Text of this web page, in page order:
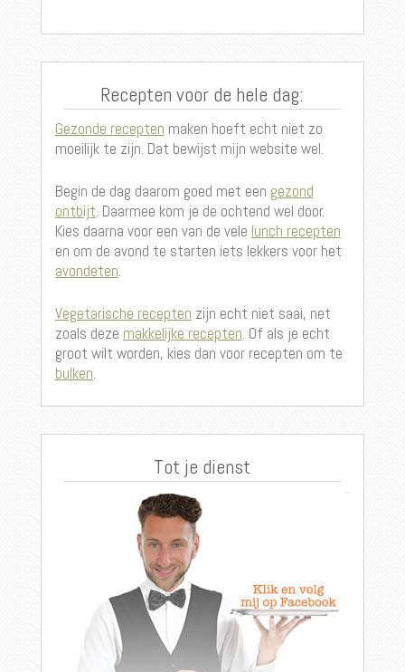
Recepten voor de hele dag:
Gezonde recepten maken hoeft echt niet zo
moeilijk te zijn. Dat bewijst mijn website wel.
Begin de dag daarom goed met een gezond
ontbijt. Daarmee kom je de ochtend wel door.
Kies daarna voor een van de vele lunch recepten
en om de avond te starten iets lekkers voor het
avondeten.
Vegetarische recepten zijn echt niet saai, net
zoals deze makkelijke recepten. Of als je echt
groot wilt worden, kies dan voor recepten om te
bulken.
Tot je dienst